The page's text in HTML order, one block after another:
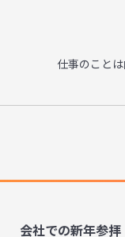
仕事のことは
会社での新年参